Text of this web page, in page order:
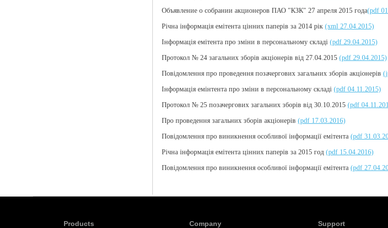
Объявление о собрании акционеров ПАО "КЗК" 27 апреля 2015 года(pdf
Річна інформація емітента цінних паперів за 2014 рік(xml 27.04.2015)
Інформація емітента про зміни в персональному складі(pdf 29.04.2015)
Протокол № 24 загальних зборів акціонерів від 27.04.2015(pdf 29.04.2015)
Повідомлення про проведення позачергових загальних зборів акціонерів
Інформація емінтента про зміни в персональному складі(pdf 04.11.2015)
Протокол № 25 позачергових загальних зборів від 30.10.2015(pdf
Про проведення загальних зборів акціонерів(pdf 17.03.2016)
Повідомлення про виникнення особливої інформації емітента(pdf
Річна інформація емітента цінних паперів за 2015 год(pdf 15.04.2016)
Повідомлення про виникнення особливої інформації емітента(pdf
Products Company Support